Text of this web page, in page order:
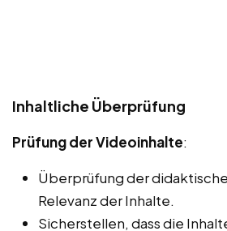
Inhaltliche Überprüfung
Prüfung der Videoinhalte:
Überprüfung der
Relevanz der Inhalte.
Sicherstellen, dass die